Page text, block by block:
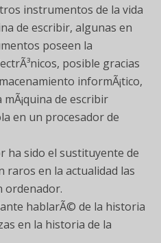
instrumentos de la vida
de escribir, algunas en
poseen la
posible gracias
informÃ¡tico,
de escribir
en un procesador de
ha sido el sustituyente de
raros en la actualidad las
ordenador.
hablarÃ© de la historia
en la historia de la